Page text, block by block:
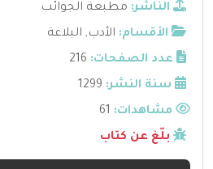
الناشر: مطبعة الجوائب
الأقسام: الأدب, البلاغة
عدد الصفحات: 216
سنة النشر: 1299
مشاهدات:
بلّغ عن كتاب